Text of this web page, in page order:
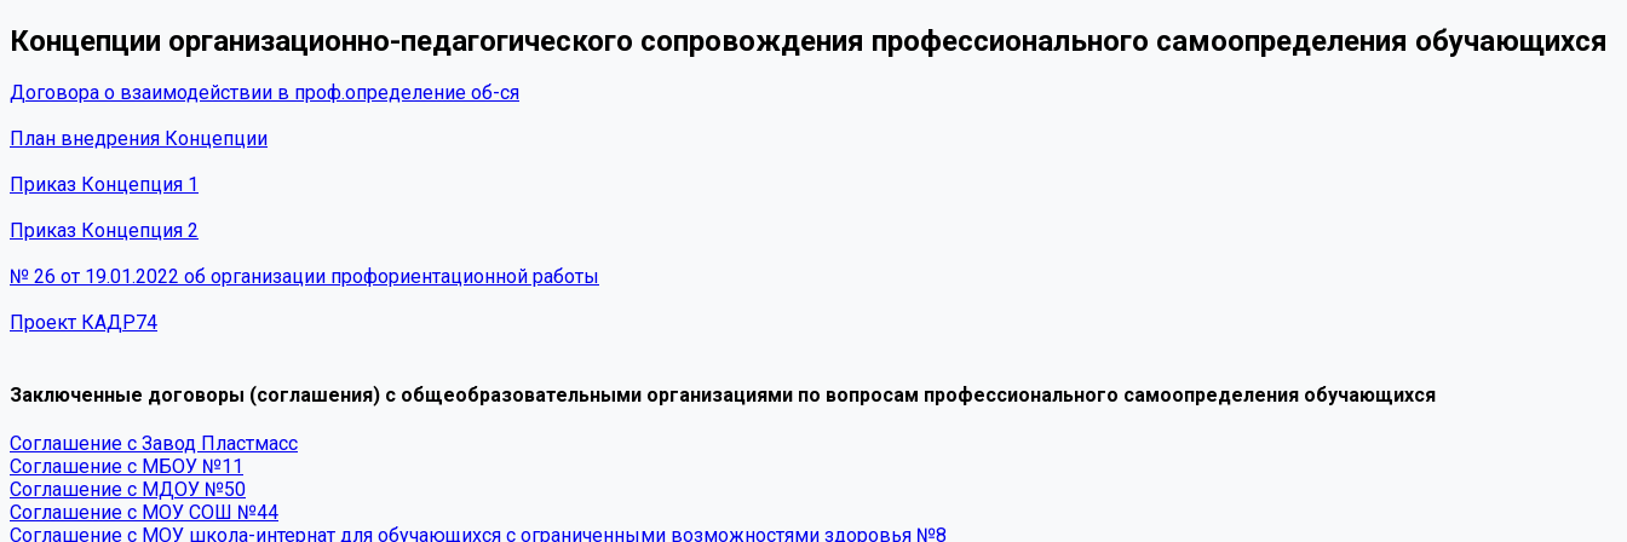
Концепции организационно-педагогического сопровождения профессионального самоопределения обучающихся
Договора о взаимодействии в проф.определение об-ся
План внедрения Концепции
Приказ Концепция 1
Приказ Концепция 2
№ 26 от 19.01.2022 об организации профориентационной работы
Проект КАДР74
Заключенные договоры (соглашения) с общеобразовательными организациями по вопросам профессионального самоопределения обучающихся
Соглашение с Завод Пластмасс
Соглашение с МБОУ №11
Соглашение с МДОУ №50
Соглашение с МОУ СОШ №44
Соглашение с МОУ школа-интернат для обучающихся с ограниченными возможностями здоровья №8